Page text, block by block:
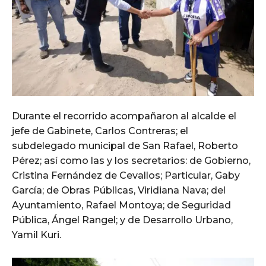
Durante el recorrido acompañaron al alcalde el
jefe de Gabinete, Carlos Contreras; el
subdelegado municipal de San Rafael, Roberto
Pérez; así como las y los secretarios: de Gobierno,
Cristina Fernández de Cevallos; Particular, Gaby
García; de Obras Públicas, Viridiana Nava; del
Ayuntamiento, Rafael Montoya; de Seguridad
Pública, Ángel Rangel; y de Desarrollo Urbano,
Yamil Kuri.